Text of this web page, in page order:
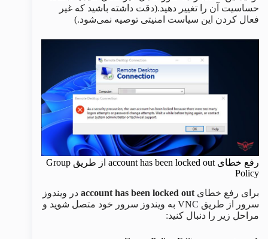
حساسیت آن را تغییر دهید.(دقت داشته باشید که غیر
فعال کردن این سیاست امنیتی توصیه نمی‌شود.)
رفع خطای account has been locked out از طریق Group
Policy
برای رفع خطایaccount has been locked out در ویندوز
سرور از طریق VNC به ویندوز سرور خود متصل شوید و
مراحل زیر را دنبال کنید: